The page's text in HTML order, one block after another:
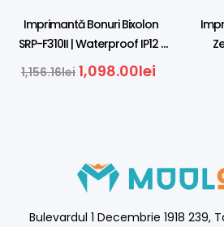
Imprimantă Bonuri Bixolon
SRP-F310II | Waterproof IP12 |
LAN, USB
1,156.16lei 1,098.00lei
Bulevardul 1 Decembrie 1918 239,